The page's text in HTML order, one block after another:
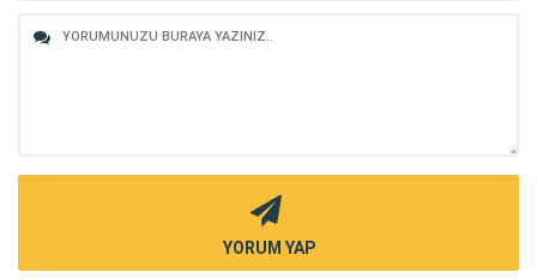
YORUM YAP